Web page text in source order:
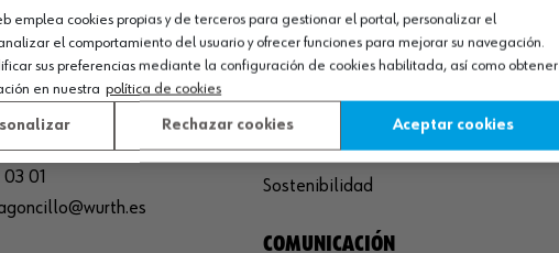
S.A
Cameros, pcls. 86-88
El (Agoncillo)
España
01
Empresa
Museo
Ayuda
Compliance
Calidad
Sostenibilidad
COMUNICACIÓN
emplea cookies propias y de terceros para gestionar el portal, personalizar el
el comportamiento del usuario y ofrecer funciones para mejorar su navegación.
sus preferencias mediante la configuración de cookies habilitada, así como obtener
en nuestra política de cookies
Rechazar cookies Aceptar cookies